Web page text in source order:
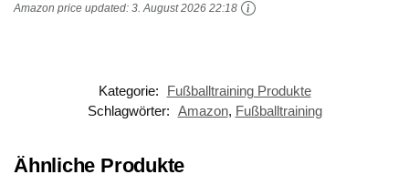
Amazon price updated: 3. August 2026 22:18
Kategorie:
Fußballtraining Produkte
Schlagwörter: Amazon, Fußballtraining
Ähnliche Produkte